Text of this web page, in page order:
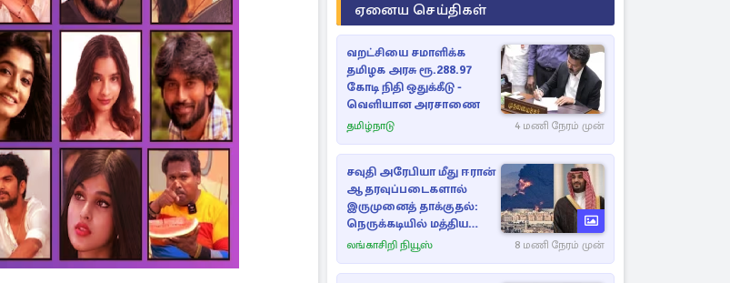
ஏனைய செய்திகள்
வறட்சியை சமாளிக்க
தமிழக அரசு ரூ.288.97
கோடி நிதி ஒதுக்கீடு -
வெளியான அரசாணை
தமிழ்நாடு 4 மணி நேரம் முன்
சவுதி அரேபியா மீது ஈரான்
ஆதரவுப்படைகளால்
இருமுனைத் தாக்குதல்:
நெருக்கடியில் மத்திய
கிழக்கு
லங்காசிறி நியூஸ் 8 மணி நேரம் முன்